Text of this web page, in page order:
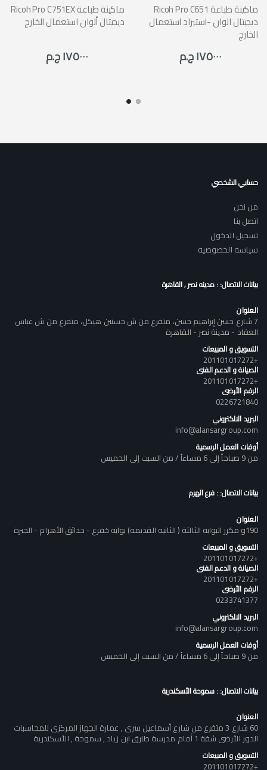
Ricoh Pro C751EX ماكينة طباعة
ديجيتال ألوان استعمال الخارج
١٧٥٠٠٠ ج.م
Ricoh Pro C651 ماكينة طباعة
ديجيتال الوان -استيراد استعمال
الخارج
١٧٥٠٠٠ ج.م
حسابي الشخصي
من نحن
اتصل بنا
تسجيل الدخول
سياسه الخصوصيه
بيانات الاتصال: : مدينه نصر , القاهرة
العنوان
7 شارع حسن إبراهيم حسن، متفرع من ش حسنين هيكل، متفرع من ش عباس
العقاد - مدينة نصر - القاهرة
التسويق و المبيعات
+201101017272
الصيانة و الدعم الفنى
+201101017272
الرقم الأرضى
0226721840
البريد الالكتروني
info@alansargroup.com
أوقات العمل الرسمية
من 9 صباحاً إلى 6 مساءاً / من السبت إلى الخميس
بيانات الاتصال: : فرع الهرم
العنوان
190و مكرر البوابه الثالثة ( الثانيه القديمه) بوابه خفرع - حدائق الأهرام - الجيزة
التسويق و المبيعات
+201101017272
الصيانة و الدعم الفنى
+201101017272
الرقم الأرضى
0233741377
البريد الالكتروني
info@alansargroup.com
أوقات العمل الرسمية
من 9 صباحاً إلى 6 مساءاً / من السبت إلى الخميس
بيانات الاتصال: : سموحة الأسكندرية
العنوان
60 شارع 3 متفرع من شارع أسماعيل سرى , عمارة الجهاز المركزى للمحاسبات
الدور الأرضى شقة 1 أمام مدرسة طارق ابن زياد , سموحة , الأسكندرية
التسويق و المبيعات
+201101017272